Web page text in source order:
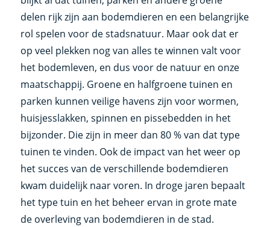
delen rijk zijn aan bodemdieren en een belangrijke
rol spelen voor de stadsnatuur. Maar ook dat er
op veel plekken nog van alles te winnen valt voor
het bodemleven, en dus voor de natuur en onze
maatschappij. Groene en halfgroene tuinen en
parken kunnen veilige havens zijn voor wormen,
huisjesslakken, spinnen en pissebedden in het
bijzonder. Die zijn in meer dan 80 % van dat type
tuinen te vinden. Ook de impact van het weer op
het succes van de verschillende bodemdieren
kwam duidelijk naar voren. In droge jaren bepaalt
het type tuin en het beheer ervan in grote mate
de overleving van bodemdieren in de stad.